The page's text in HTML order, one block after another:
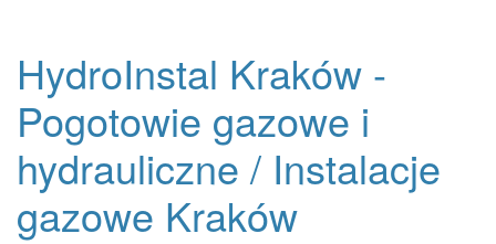
HydroInstal Kraków -
Pogotowie gazowe i
hydrauliczne / Instalacje
gazowe Kraków